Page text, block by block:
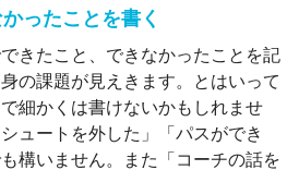
ったことを書く
きたこと、できなかったことを記
の課題が見えきます。とはいって
細かくは書けないかもしれませ
ュートを外した」「パスができ
構いません。また「コーチの話を